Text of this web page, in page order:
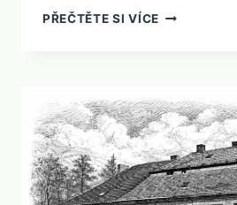
PŘEČTĚTE SI VÍCEBABKY